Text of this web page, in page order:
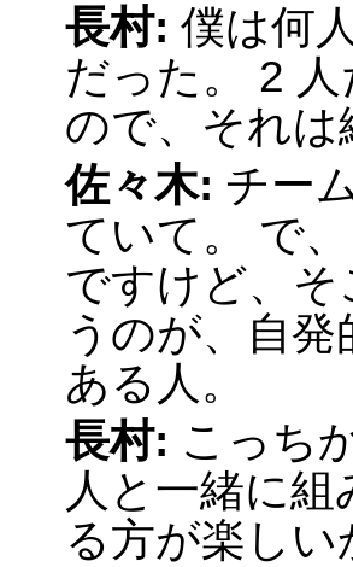
長村: 僕は何
だった。 2
ので、それ
佐々木: チー
ていて。 で
ですけど、
うのが、自
ある人。
長村: こっち
人と一緒に
る方が楽し